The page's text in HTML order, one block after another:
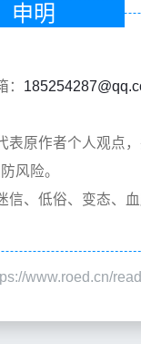
申明
原作者个人观点
风险。
、低俗、变态、
www.roed.cn/